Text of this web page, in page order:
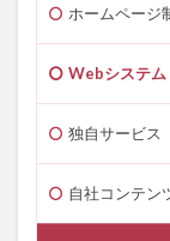
ホームページ
Webシステム
独自サービス
自社コンテン